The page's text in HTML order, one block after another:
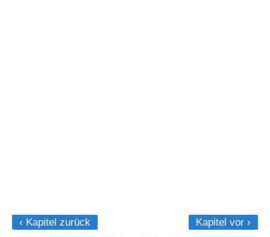
‹ Kapitel zurück
Kapitel vor ›